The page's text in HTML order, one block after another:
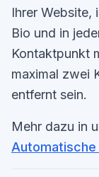
Ihrer Website,
Bio und in
Kontaktpunkt
maximal zwei
entfernt sein.
Mehr dazu in